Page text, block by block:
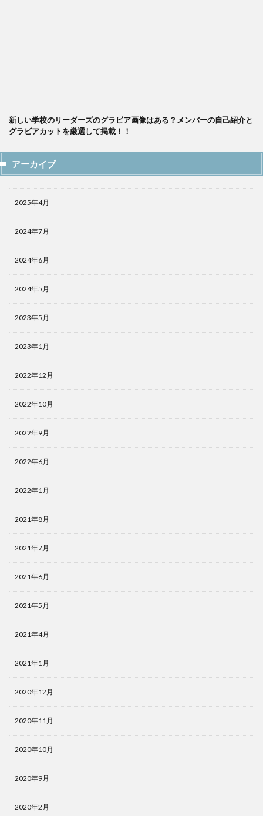
新しい学校のリーダーズのグラビア画像はある？メンバーの自己紹介と
グラビアカットを厳選して掲載！！
アーカイブ
2025年4月
2024年7月
2024年6月
2024年5月
2023年5月
2023年1月
2022年12月
2022年10月
2022年9月
2022年6月
2022年1月
2021年8月
2021年7月
2021年6月
2021年5月
2021年4月
2021年1月
2020年12月
2020年11月
2020年10月
2020年9月
2020年2月